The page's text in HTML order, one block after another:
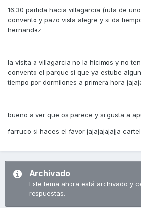
16:30 partida hacia villagarcia (ruta de
convento y pazo vista alegre y si da
hernandez
la visita a villagarcia no la hicimos y no
convento el parque si que ya estube
tiempo por dormilones a primera hora
bueno a ver que os parece y si gusta a
farruco si haces el favor jajajajajajja
Archivado
Este tema ahora está archivado y
respuestas.